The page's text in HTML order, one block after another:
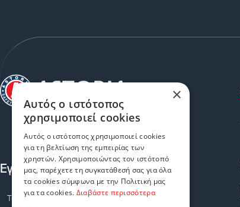
Εγγραφείτε στο Newsletter μας
×
Αυτός ο ιστότοπος
χρησιμοποιεί cookies
Αυτός ο ιστότοπος χρησιμοποιεί cookies
για τη βελτίωση της εμπειρίας των
χρηστών. Χρησιμοποιώντας τον ιστότοπό
μας, παρέχετε τη συγκατάθεσή σας για όλα
τα cookies σύμφωνα με την Πολιτική μας
για τα cookies. Διαβάστε περισσότερα